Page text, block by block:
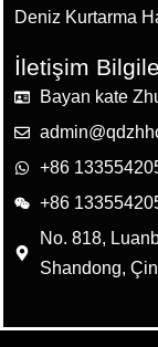
Deniz Kurtarma
İletişim
Bayan kate
+86
+86
No. 818,
Shandong, Çin